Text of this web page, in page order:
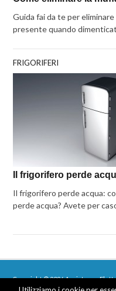
Guida fai da te per
presente quando
FRIGORIFERI
Il frigorifero perde
Il frigorifero perde acqua:
perde acqua? Avete per
Copyright © 2026 Assistenza